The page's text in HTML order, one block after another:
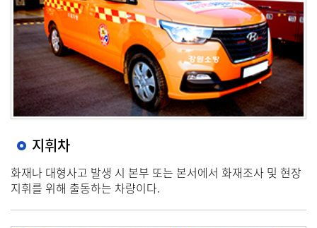
지휘차
화재나 대형사고 발생 시 본부 또는 본서에서 화재조사 및 현장
지휘를 위해 출동하는 차량이다.